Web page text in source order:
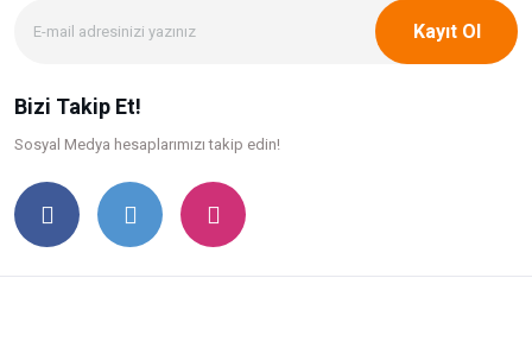
Kayıt Ol
Bizi Takip Et!
Sosyal Medya hesaplarımızı takip edin!